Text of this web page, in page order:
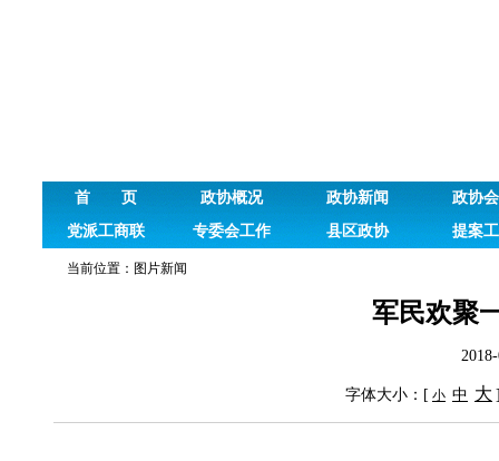
首 页 政协概况 政协新闻
政协
党派工商联
专委会工作 县区政协 提案
当前位置： 图片新闻
军民欢聚
字体大小：[ 小 中 大